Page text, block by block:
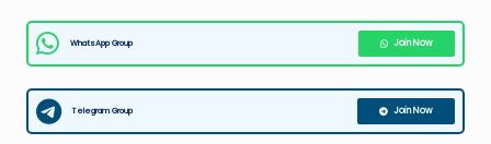
ic
k:
L
a
News
Around
World
WhatsApp Group Join Now
Telegram Group Join Now